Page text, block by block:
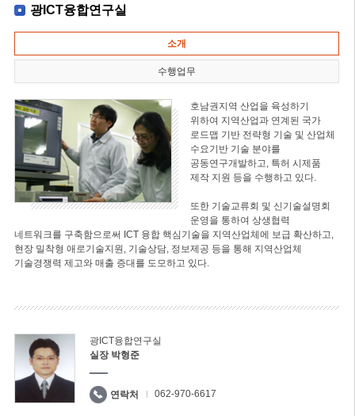
광ICT융합연구실
소개
수행업무
호남권지역 산업을 육성하기
위하여 지역산업과 연계된 국가
로드맵 기반 전략형 기술 및 산업체
수요기반 기술 분야를
공동연구개발하고, 특허 시제품
제작 지원 등을 수행하고 있다.
또한 기술교류회 및 신기술설명회
운영을 통하여 상생협력
네트워크를 구축함으로써 ICT 융합 핵심기술을 지역산업체에 보급 확산하고,
현장 밀착형 애로기술지원, 기술상담, 정보제공 등을 통해 지역산업체
기술경쟁력 제고와 매출 증대를 도모하고 있다.
광ICT융합연구실
실장 박형준
연락처 062-970-6617